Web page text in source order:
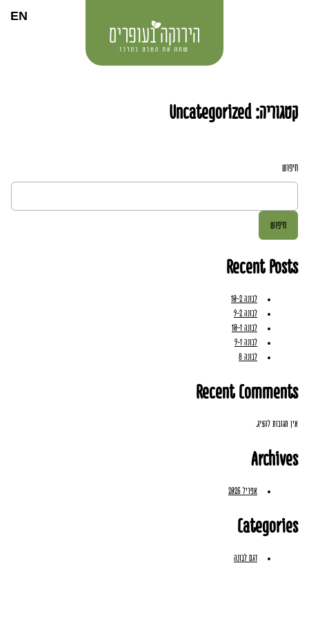
EN
קטגוריה:Uncategorized
חיפוש
חיפוש
Recent Posts
לבונה 10-2
לבונה 9-2
לבונה 10-1
לבונה 9-1
לבונה 8
Recent Comments
אין תגובות להציג.
Archives
אפריל 2026
Categories
דגם לבונה